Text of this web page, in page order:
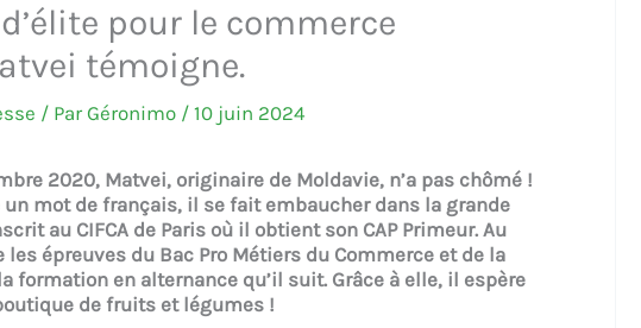
pour le commerce
témoigne.
/ Par Géronimo / 10 juin 2024
2020, Matvei, originaire de Moldavie, n’a pas chômé !
mot de français, il se fait embaucher dans la grande
au CIFCA de Paris où il obtient son CAP Primeur. Au
épreuves du Bac Pro Métiers du Commerce et de la
formation en alternance qu’il suit. Grâce à elle, il espère
de fruits et légumes !